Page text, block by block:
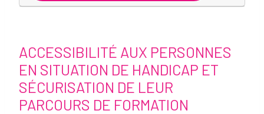
ACCESSIBILITÉ AUX PERSONNES
EN SITUATION DE HANDICAP ET
SÉCURISATION DE LEUR
PARCOURS DE FORMATION